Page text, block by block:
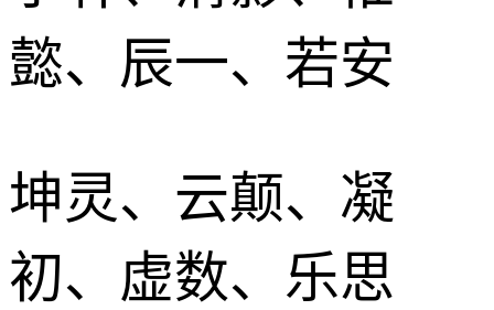
懿、辰一、若安
坤灵、云颠、凝
初、虚数、乐思